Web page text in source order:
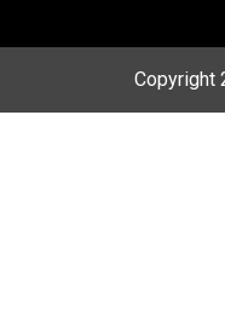
Copyright